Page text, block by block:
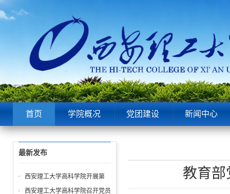
首页 学院概况 党团建设 新闻中心
教育
最新发布
西安理工大学高科学院开展第
18期入党积极分子培训暨主题
西安理工大学高科学院召开党员